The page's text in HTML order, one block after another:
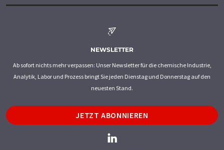
NEWSLETTER
Ab sofort nichts mehr verpassen: Unser Newsletter für die chemische Industrie,
Analytik, Labor und Prozess bringt Sie jeden Dienstag und Donnerstag auf den
neuesten Stand.
JETZT ABONNIEREN